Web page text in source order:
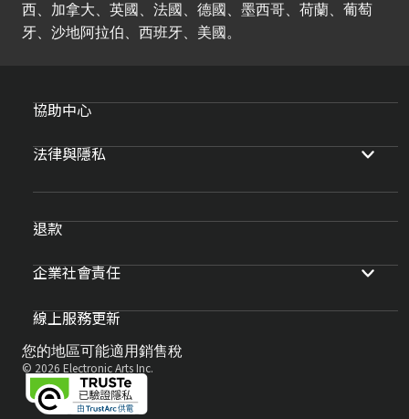
西、加拿大、英國、法國、德國、墨西哥、荷蘭、葡萄
牙、沙地阿拉伯、西班牙、美國。
協助中心
法律與隱私
退款
企業社會責任
線上服務更新
您的地區可能適用銷售稅
© 2026 Electronic Arts Inc.